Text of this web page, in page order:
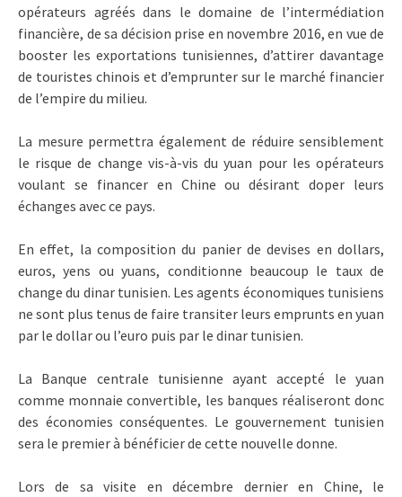
opérateurs agréés dans le domaine de l’intermédiation
financière, de sa décision prise en novembre 2016, en vue de
booster les exportations tunisiennes, d’attirer davantage
de touristes chinois et d’emprunter sur le marché financier
de l’empire du milieu.
La mesure permettra également de réduire sensiblement
le risque de change vis-à-vis du yuan pour les opérateurs
voulant se financer en Chine ou désirant doper leurs
échanges avec ce pays.
En effet, la composition du panier de devises en dollars,
euros, yens ou yuans, conditionne beaucoup le taux de
change du dinar tunisien. Les agents économiques tunisiens
ne sont plus tenus de faire transiter leurs emprunts en yuan
par le dollar ou l’euro puis par le dinar tunisien.
La Banque centrale tunisienne ayant accepté le yuan
comme monnaie convertible, les banques réaliseront donc
des économies conséquentes. Le gouvernement tunisien
sera le premier à bénéficier de cette nouvelle donne.
Lors de sa visite en décembre dernier en Chine, le